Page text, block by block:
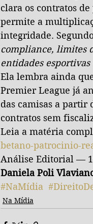
clara os contratos
permite a
integridade.
compliance, limites
entidades esportivas
Ela lembra ainda
Premier League já
das camisas a partir
contratos sem
Leia a matéria
betano-patrocinio-
Análise Editorial —
Daniela Poli
#NaMídia
Na Mídia